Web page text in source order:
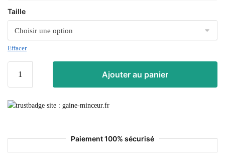
Taille
Effacer
Ajouter au panier
Paiement 100% sécurisé